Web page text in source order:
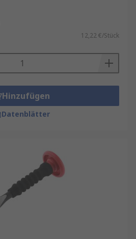
12,22 €/Stück
Hinzufügen
Datenblätter